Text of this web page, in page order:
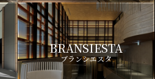
BRANSIESTA
ブランシエスタ